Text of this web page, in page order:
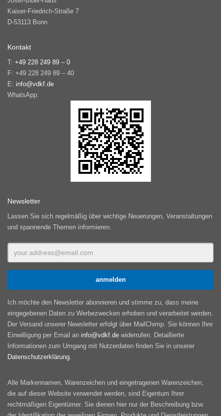
Kaiser-Friedrich-Straße 7
D-53113 Bonn
Kontakt
T: +49 228 249 89 – 0
F: +49 228 249 89 – 40
E: info@vdkf.de
WhatsApp:
Newsletter
Lassen Sie sich regelmäßig über wichtige Neuerungen, Veranstaltungen
und spannende Themen informieren.
Ich möchte den Newsletter abonnieren und stimme zu, dass meine
eingegebenen Daten zu Werbezwecken erhoben und verarbeitet werden.
Der Versand unserer Newsletter erfolgt über MailChimp. Sie können Ihre
Einwilligung per Email an info@vdkf.de widerrufen. Detaillierte
Informationen zum Umgang mit Nutzerdaten finden Sie in unserer
Datenschutzerklärung
Alle Markennamen, Warenzeichen und eingetragenen Warenzeichen,
die auf dieser Website verwendet werden, sind Eigentum Ihrer
rechtmäßigen Eigentümer. Sie dienen hier nur der Beschreibung bzw.